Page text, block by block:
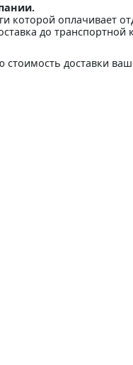
которой оплачивает
до
доставки